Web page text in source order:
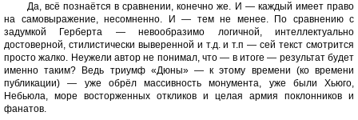
Да, всё познаётся в сравнении, конечно же. И — каждый имеет право
на самовыражение, несомненно. И — тем не менее. По сравнению с
задумкой Герберта — невообразимо логичной, интеллектуально
достоверной, стилистически выверенной и т.д. и т.п — сей текст смотрится
просто жалко. Неужели автор не понимал, что — в итоге — результат будет
именно таким? Ведь триумф «Дюны» — к этому времени (ко времени
публикации) — уже обрёл массивность монумента, уже были Хьюго,
Небьюла, море восторженных откликов и целая армия поклонников и
фанатов.